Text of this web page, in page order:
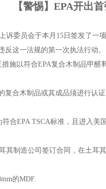
【警惕】EPA开出
委员会于本月15日签发了一
这一法规的第一次执法行动。
施以符合EPA复合木制品甲醛
复合木制品或其成品须进行
合EPA TSCA标准，且进入美
其制造公司签订合同，在土
的MDF.